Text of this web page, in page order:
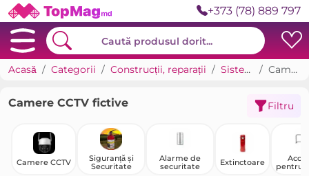
+373 (78) 889 797
Acasă Categorii Construcții, reparații Sisteme de siguranță Camere CCTV fictive
Camere CCTV fictive Filtru
Camere CCTV
Siguranță și
Securitate
Alarme de
securitate
Extinctoare
pentru